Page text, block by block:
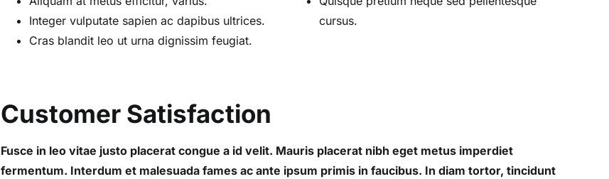
Integer vulputate sapien ac dapibus ultrices.
Cras blandit leo ut urna dignissim feugiat.
cursus.
Customer Satisfaction
Fusce in leo vitae justo placerat congue a id velit. Mauris placerat nibh eget metus imperdiet
fermentum. Interdum et malesuada fames ac ante ipsum primis in faucibus. In diam tortor, tincidunt